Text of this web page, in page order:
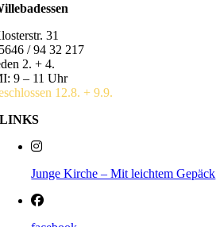
31
/ 94 32 217
2. + 4.
9 – 11 Uhr
12.8. + 9.9.
LINKS
Junge Kirche – Mit leichtem Gepäck